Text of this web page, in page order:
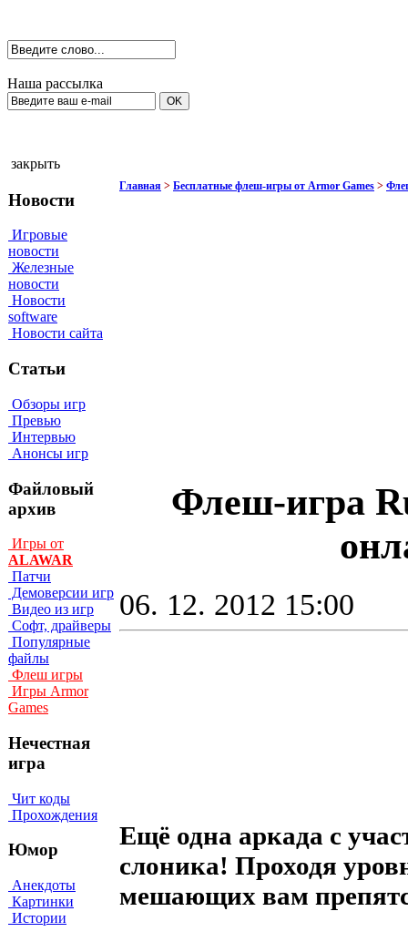
Наша рассылка
закрыть
Новости
Игровые
новости
Железные
новости
Новости
software
Новости сайта
Статьи
Обзоры игр
Превью
Интервью
Анонсы игр
Файловый
архив
Игры от
ALAWAR
Патчи
Демоверсии игр
Видео из игр
Софт, драйверы
Популярные
файлы
Флеш игры
Игры Armor
Games
Нечестная
игра
Чит коды
Прохождения
Юмор
Анекдоты
Картинки
Истории
Главная > Бесплатные флеш-игры от Armor Games >
Флеш-игра
06. 12. 2012 15:00
Ещё одна аркада с
слоника! Проходя
мешающих вам